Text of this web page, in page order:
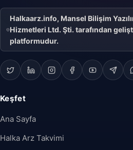
Halkaarz.info, Mansel Bilişim
Hizmetleri Ltd. Şti. tarafından
platformudur.
Keşfet
Ana Sayfa
Halka Arz Takvimi